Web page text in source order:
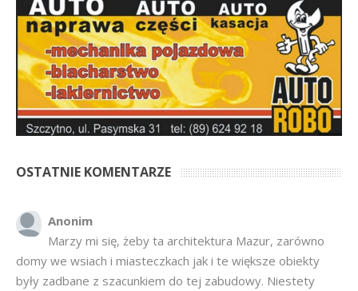
OSTATNIE KOMENTARZE
Anonim
Marzy mi się, żeby ta architektura Mazur, zarówno
domy we wsiach i miasteczkach jak i te większe obiekty
były zadbane z szacunkiem do tej zabudowy. Niestety